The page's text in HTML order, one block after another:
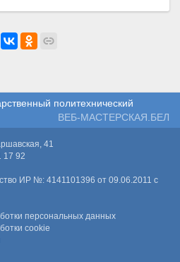
политехнический
ВЕБ-МАСТЕРСКАЯ.БЕЛ
41
17 92
ИР №: 4141101396 от 09.06.2011 с
персональных данных
cookie